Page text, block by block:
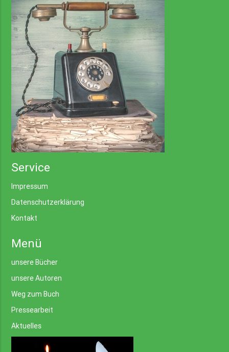
Service
Impressum
Datenschutzerklärung
Kontakt
Menü
unsere Bücher
unsere Autoren
Weg zum Buch
Pressearbeit
Aktuelles